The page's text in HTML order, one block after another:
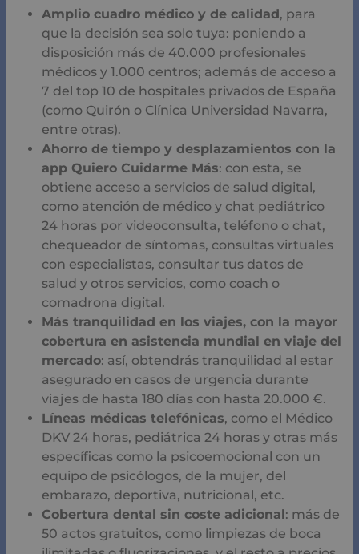
Amplio cuadro médico y de calidad, para
que la decisión sea solo tuya: poniendo a
disposición más de 40.000 profesionales
médicos y 1.000 centros; además de acceso a
7 del top 10 de hospitales privados de España
(como Quirón o Clínica Universidad Navarra,
entre otras).
Ahorro de tiempo y desplazamientos con la
app Quiero Cuidarme Más: con esta, se
obtiene acceso a servicios de salud digital,
como atención de médico y chat pediátrico
24 horas por videoconsulta, teléfono o chat,
chequeador de síntomas, consultas virtuales
con especialistas, consultar tus datos de
salud y otros servicios, como coach o
comadrona digital.
Más tranquilidad en los viajes, con la mayor
cobertura en asistencia mundial en viaje del
mercado: así, obtendrás tranquilidad al estar
asegurado en casos de urgencia durante
viajes de hasta 180 días con hasta 20.000 €.
Líneas médicas telefónicas, como el Médico
DKV 24 horas, pediátrica 24 horas y otras más
específicas como la psicoemocional con un
equipo de psicólogos, de la mujer, del
embarazo, deportiva, nutricional, etc.
Cobertura dental sin coste adicional: más de
50 actos gratuitos, como limpiezas de boca